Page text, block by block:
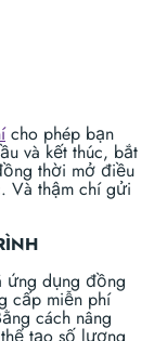
cho phép bạn
và kết thúc, bắt
thời mở điều
Và thậm chí gửi
ứng dụng đồng
cấp miễn phí
cách nâng
tạo số lượng